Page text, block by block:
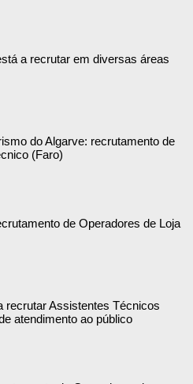
a recrutar em diversas áreas
do Algarve: recrutamento de
(Faro)
de Operadores de Loja
recrutar Assistentes Técnicos
atendimento ao público